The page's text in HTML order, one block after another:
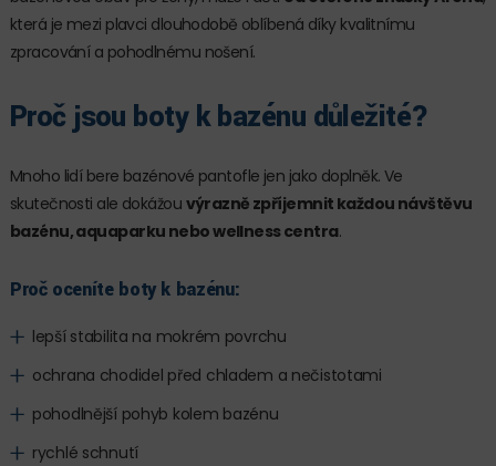
která je mezi plavci dlouhodobě oblíbená díky kvalitnímu
zpracování a pohodlnému nošení.
Proč jsou boty k bazénu důležité?
Mnoho lidí bere bazénové pantofle jen jako doplněk. Ve
skutečnosti ale dokážou výrazně zpříjemnit každou návštěvu
bazénu, aquaparku nebo wellness centra.
Proč oceníte boty k bazénu:
lepší stabilita na mokrém povrchu
ochrana chodidel před chladem a nečistotami
pohodlnější pohyb kolem bazénu
rychlé schnutí